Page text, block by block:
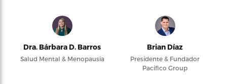
Dra. Bárbara D. Barros
Salud Mental & Menopausia
Brian Díaz
Presidente & Fundador
Pacifico Group